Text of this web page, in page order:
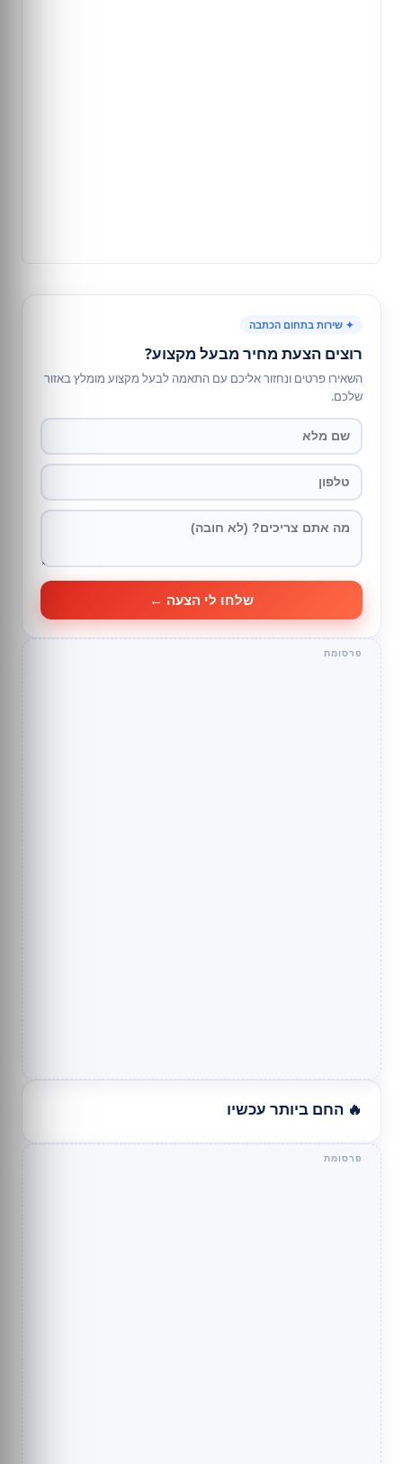
✦ שירות בתחום הכתבה
רוצים הצעת מחיר מבעל מקצוע?
השאירו פרטים ונחזור אליכם עם התאמה לבעל מקצוע מומלץ באזור
שלכם.
שלחו לי הצעה ←
🔥 החם ביותר עכשיו